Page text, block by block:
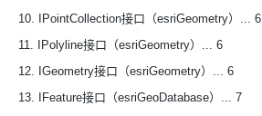
10. IPointCollection接口（esriGeometry）... 6
11. IPolyline接口（esriGeometry）... 6
12. IGeometry接口（esriGeometry）... 6
13. IFeature接口（esriGeoDatabase）... 7